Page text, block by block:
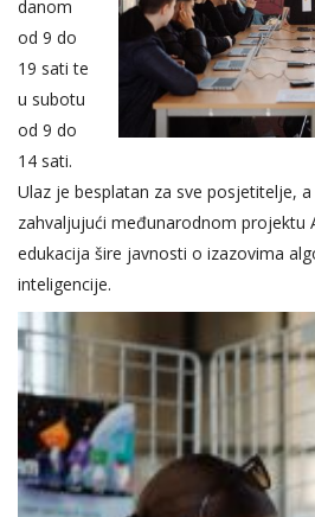
danom
od 9 do
19 sati te
u subotu
od 9 do
14 sati.
Ulaz je besplatan za sve posjetitelje,
zahvaljujući međunarodnom projektu
edukacija šire javnosti o izazovima
inteligencije.